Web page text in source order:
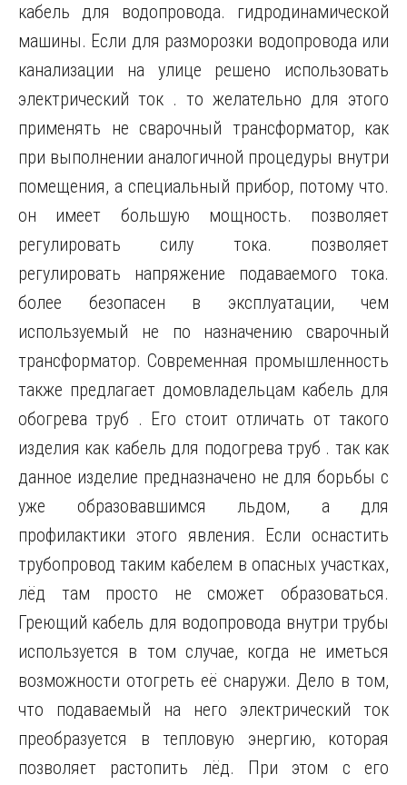
кабель для водопровода. гидродинамической
машины. Если для разморозки водопровода или
канализации на улице решено использовать
электрический ток . то желательно для этого
применять не сварочный трансформатор, как
при выполнении аналогичной процедуры внутри
помещения, а специальный прибор, потому что.
он имеет большую мощность. позволяет
регулировать силу тока. позволяет
регулировать напряжение подаваемого тока.
более безопасен в эксплуатации, чем
используемый не по назначению сварочный
трансформатор. Современная промышленность
также предлагает домовладельцам кабель для
обогрева труб . Его стоит отличать от такого
изделия как кабель для подогрева труб . так как
данное изделие предназначено не для борьбы с
уже образовавшимся льдом, а для
профилактики этого явления. Если оснастить
трубопровод таким кабелем в опасных участках,
лёд там просто не сможет образоваться.
Греющий кабель для водопровода внутри трубы
используется в том случае, когда не иметься
возможности отогреть её снаружи. Дело в том,
что подаваемый на него электрический ток
преобразуется в тепловую энергию, которая
позволяет растопить лёд. При этом с его